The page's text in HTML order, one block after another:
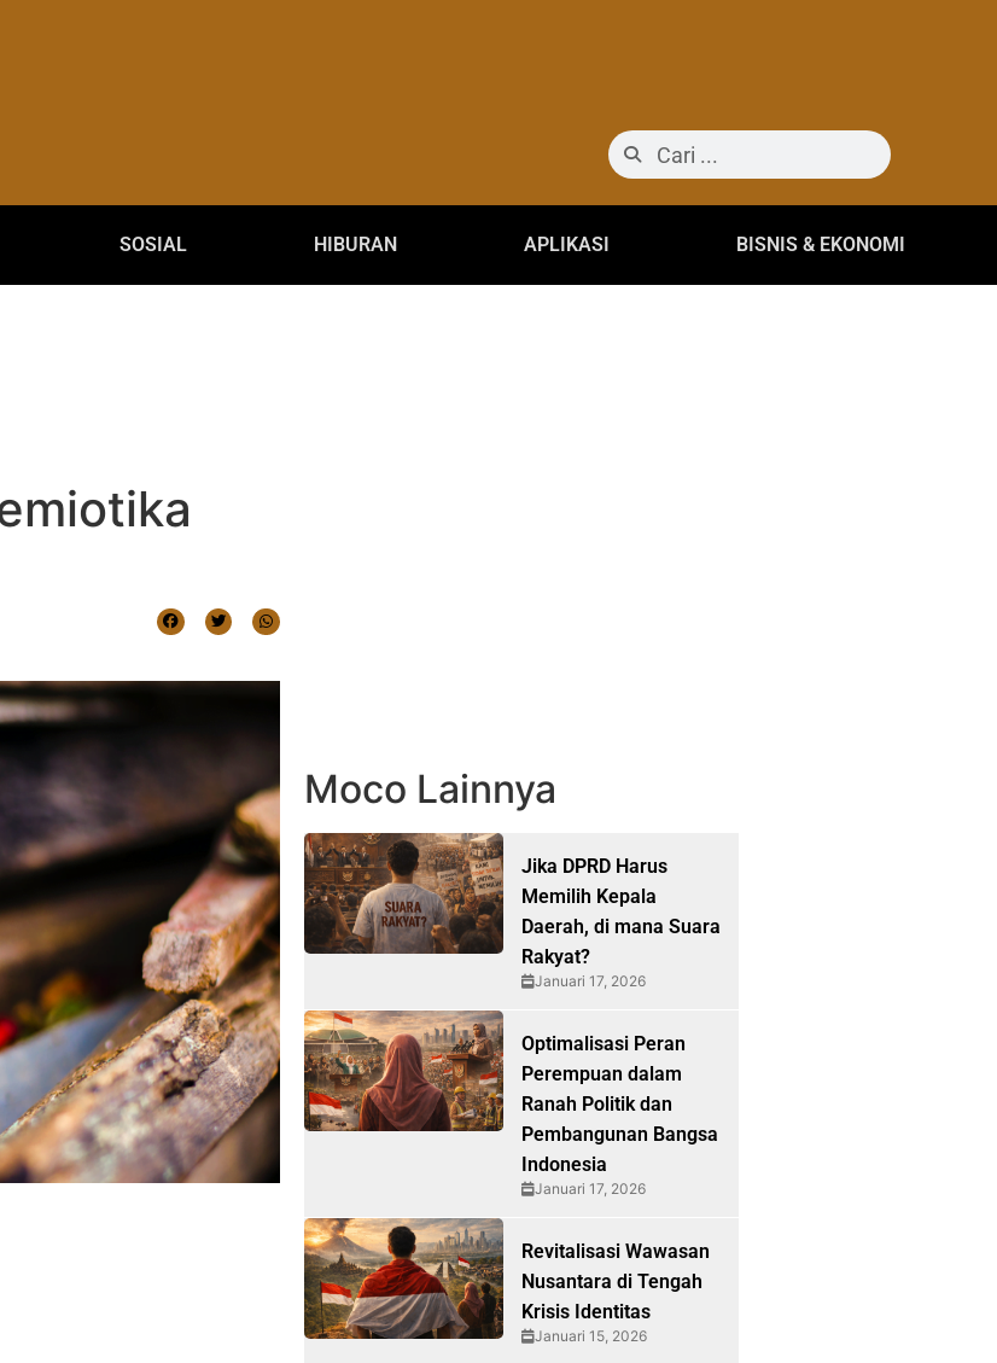
SOSIAL HIBURAN APLIKASI BISNIS & EKONOMI
Moco Lainnya
Jika DPRD Harus
Memilih Kepala
Daerah, di mana Suara
Rakyat?
Januari 17, 2026
Optimalisasi Peran
Perempuan dalam
Ranah Politik dan
Pembangunan Bangsa
Indonesia
Januari 17, 2026
Revitalisasi Wawasan
Nusantara di Tengah
Krisis Identitas
Januari 15, 2026